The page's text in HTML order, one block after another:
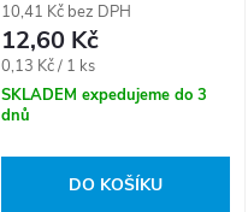
10,41 Kč bez DPH
12,60 Kč
Měrná
cena:
0,13 Kč / 1 ks
SKLADEM expedujeme do 3
dnů
DO KOŠÍKU